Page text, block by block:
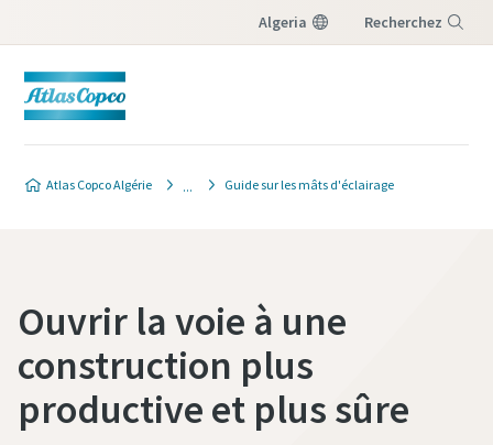
Algeria Recherchez
Atlas Copco Algérie Guide sur les mâts d'éclairage
Ouvrir la voie à une
construction plus
productive et plus sûre